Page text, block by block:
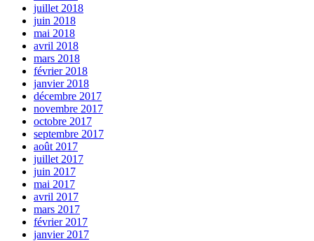
juillet 2018
juin 2018
mai 2018
avril 2018
mars 2018
février 2018
janvier 2018
décembre 2017
novembre 2017
octobre 2017
septembre 2017
août 2017
juillet 2017
juin 2017
mai 2017
avril 2017
mars 2017
février 2017
janvier 2017